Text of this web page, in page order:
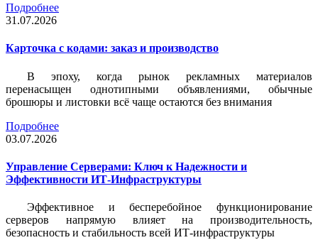
Подробнее
31.07.2026
Карточка c кодами: заказ и производство
В эпоху, когда рынок рекламных материалов
перенасыщен однотипными объявлениями, обычные
брошюры и листовки всё чаще остаются без внимания
Подробнее
03.07.2026
Управление Серверами: Ключ к Надежности и
Эффективности ИТ-Инфраструктуры
Эффективное и бесперебойное функционирование
серверов напрямую влияет на производительность,
безопасность и стабильность всей ИТ-инфраструктуры